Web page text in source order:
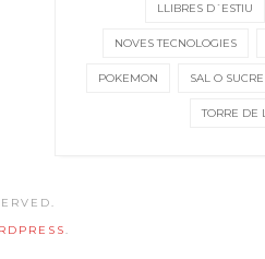
LLIBRES D´ESTIU
NOVES TECNOLOGIES
POKEMON SAL O SUCRE
TORRE DE
.